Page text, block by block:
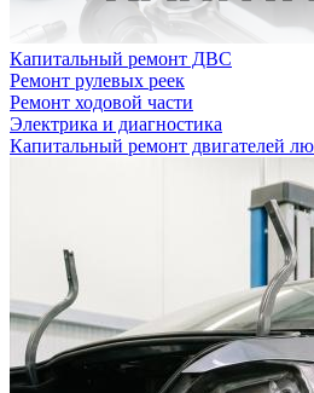
Капитальный ремонт ДВС
Ремонт рулевых реек
Ремонт ходовой части
Электрика и диагностика
Капитальный ремонт двигателей